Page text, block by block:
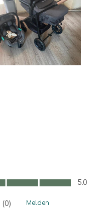
5
5.0
(0) Melden